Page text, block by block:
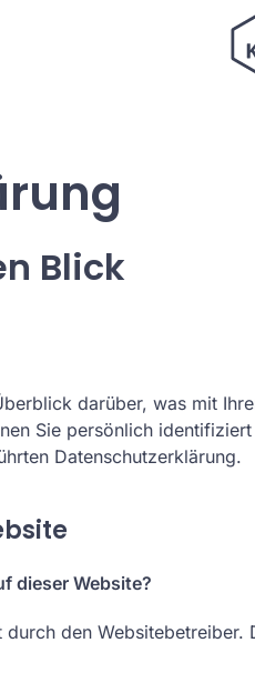
Blick
darüber, was mit
Sie persönlich
Datenschutzerklärung.
dieser Website?
den